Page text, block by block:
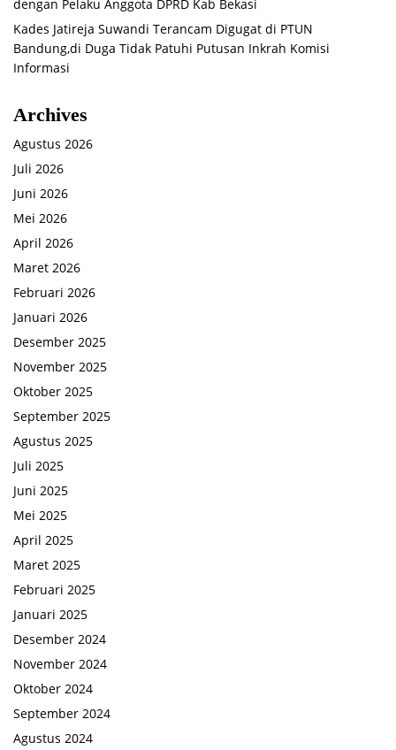
dengan Pelaku Anggota DPRD Kab Bekasi
Kades Jatireja Suwandi Terancam Digugat di PTUN
Bandung,di Duga Tidak Patuhi Putusan Inkrah Komisi
Informasi
Archives
Agustus 2026
Juli 2026
Juni 2026
Mei 2026
April 2026
Maret 2026
Februari 2026
Januari 2026
Desember 2025
November 2025
Oktober 2025
September 2025
Agustus 2025
Juli 2025
Juni 2025
Mei 2025
April 2025
Maret 2025
Februari 2025
Januari 2025
Desember 2024
November 2024
Oktober 2024
September 2024
Agustus 2024